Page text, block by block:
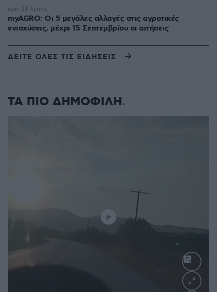
myAGRO: Οι 5 μεγάλες αλλαγές στις αγροτικές
ενισχύσεις, μέχρι 15 Σεπτεμβρίου οι αιτήσεις
πριν 23 λεπτά
ΔΕΙΤΕ ΟΛΕΣ ΤΙΣ ΕΙΔΗΣΕΙΣ
ΤΑ ΠΙΟ ΔΗΜΟΦΙΛΗ